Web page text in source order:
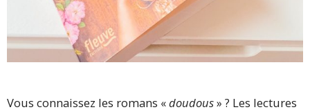
Vous connaissez les romans «doudous» ? Les lectures